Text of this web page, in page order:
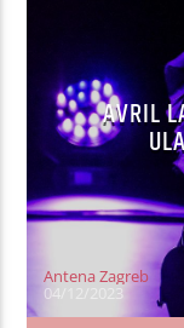
AVRIL
Antena Zagreb
04/12/2023